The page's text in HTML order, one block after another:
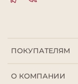
ПОКУПАТЕЛЯМ
О КОМПАНИИ